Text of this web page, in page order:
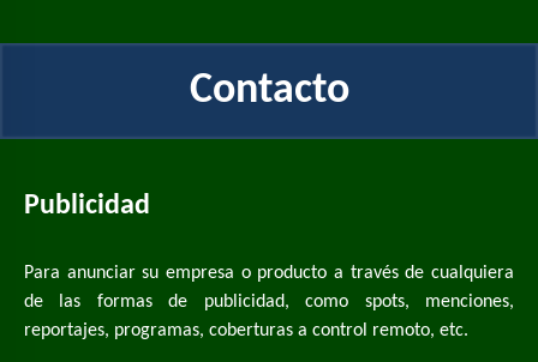
Contacto
Publicidad
Para anunciar su empresa o producto a través de cualquiera
de las formas de publicidad, como spots, menciones,
reportajes, programas, coberturas a control remoto, etc.